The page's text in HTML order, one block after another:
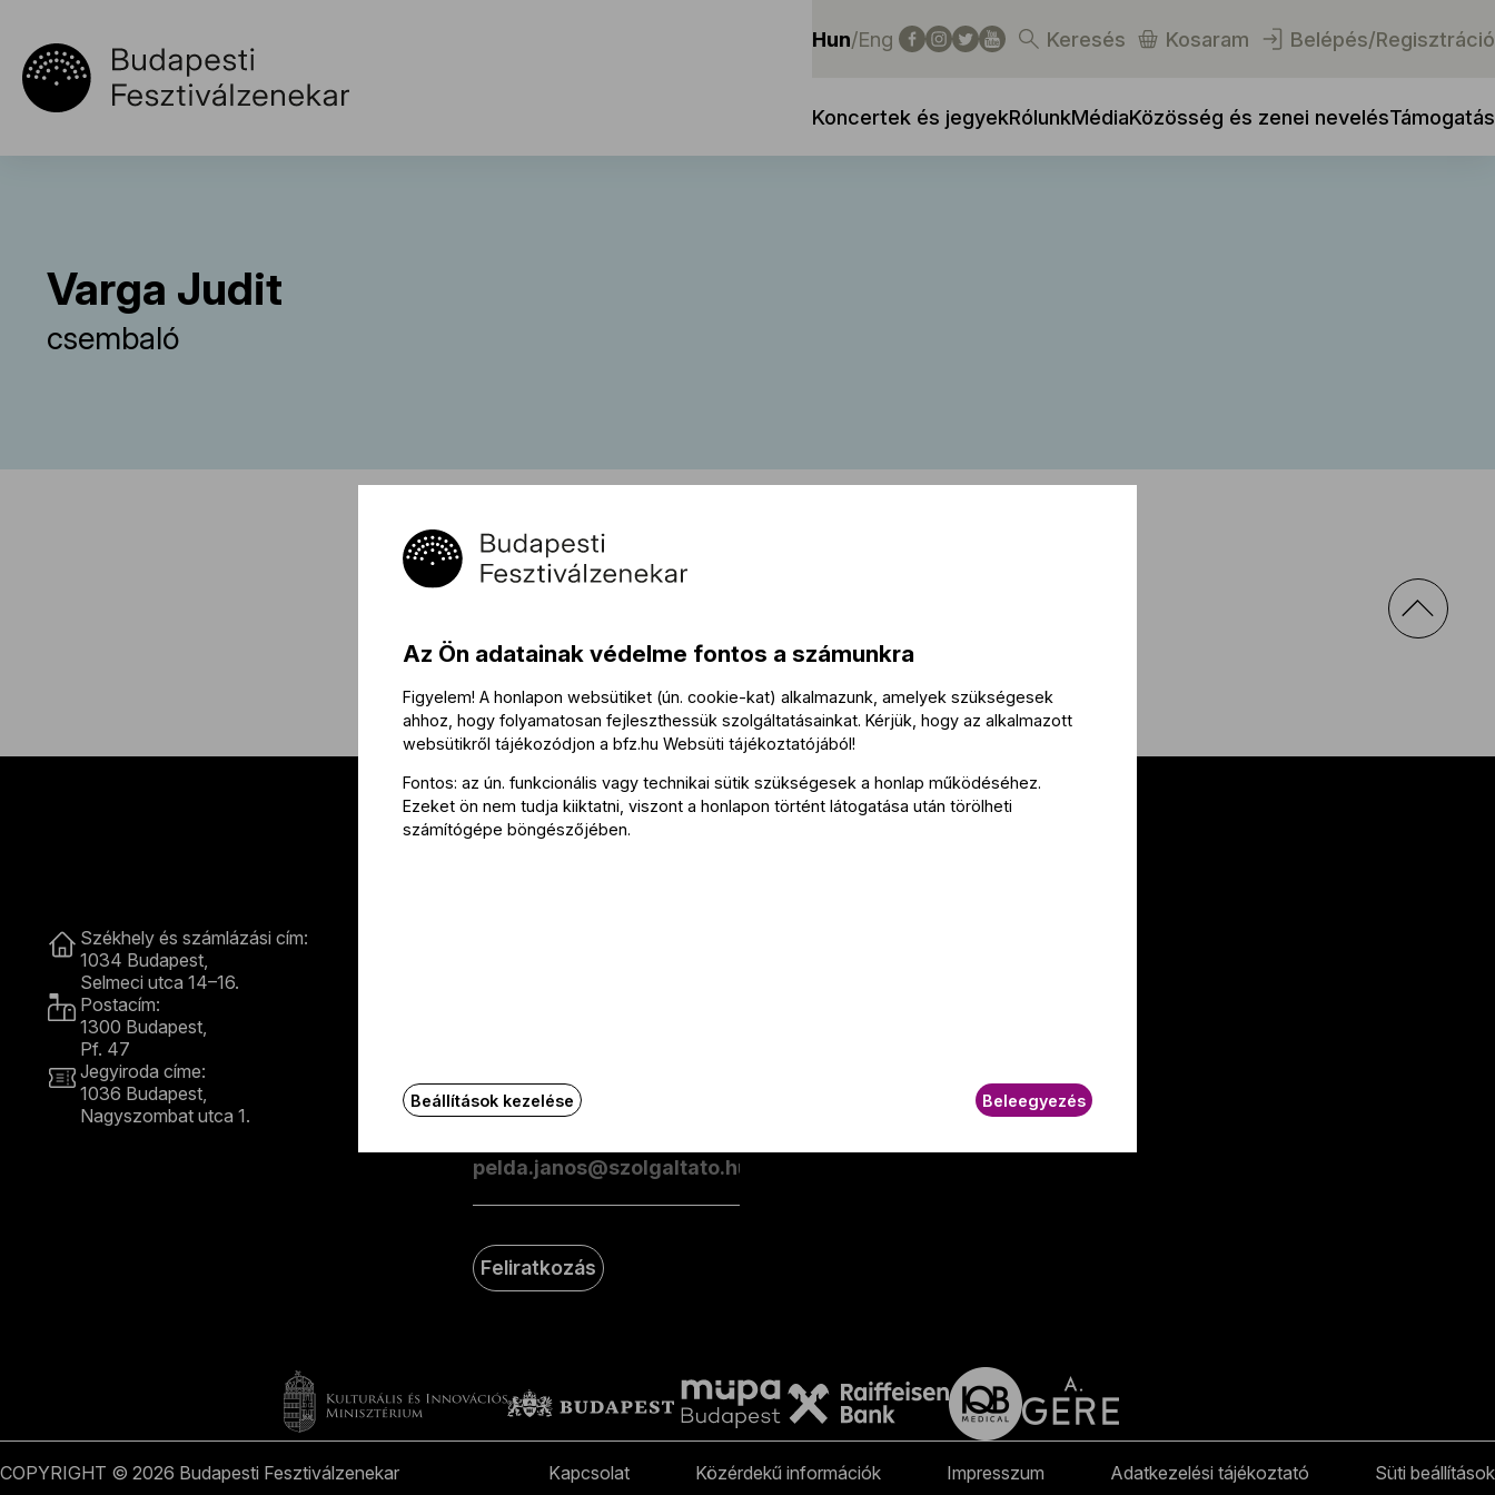
Hun/Eng Keresés Kosaram Belépés/Regisztráció
Koncertek és jegyekRólunkMédiaKözösség és zenei nevelésTámogatás
Varga Judit
csembaló
Kapcsolat
Székhely és számlázási cím:
1034 Budapest,
Selmeci utca 14–16.
Postacím:
1300 Budapest,
Pf. 47
Jegyiroda címe:
1036 Budapest,
Nagyszombat utca 1.
E-mail-cím
Feliratkozás
COPYRIGHT © 2026 Budapesti Fesztiválzenekar Kapcsolat Közérdekű információk Impresszum Adatkezelési tájékoztató Süti beállítások
Az Ön adatainak védelme fontos a számunkra
Figyelem! A honlapon websütiket (ún. cookie-kat) alkalmazunk, amelyek szükségesek
ahhoz, hogy folyamatosan fejleszthessük szolgáltatásainkat. Kérjük, hogy az alkalmazott
websütikről tájékozódjon a bfz.hu Websüti tájékoztatójából!
Fontos: az ún. funkcionális vagy technikai sütik szükségesek a honlap működéséhez.
Ezeket ön nem tudja kiiktatni, viszont a honlapon történt látogatása után törölheti
számítógépe böngészőjében.
Beállítások kezelése Beleegyezés